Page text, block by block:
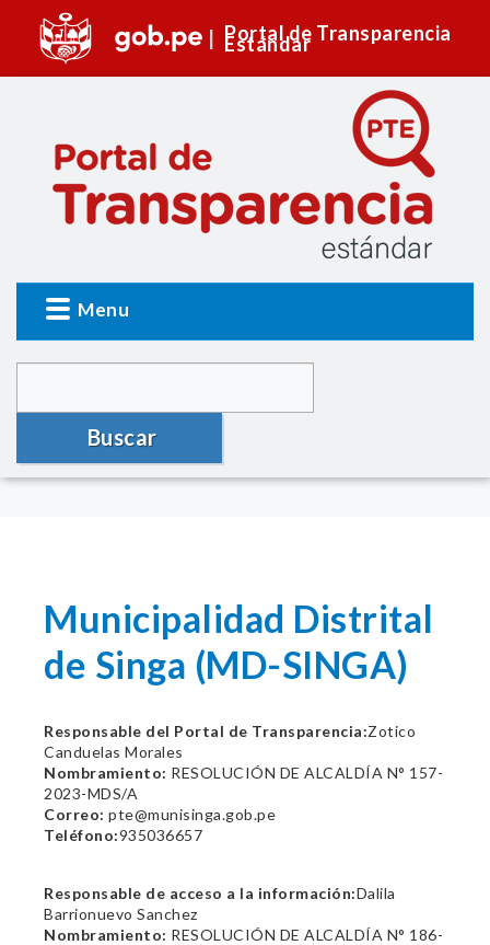
Portal de Transparencia
Estándar
Menu
Buscar
Municipalidad Distrital
de Singa (MD-SINGA)
Responsable del Portal de Transparencia:Zotico
Canduelas Morales
Nombramiento: RESOLUCIÓN DE ALCALDÍA N° 157-
2023-MDS/A
Correo: pte@munisinga.gob.pe
Teléfono:935036657
Responsable de acceso a la información:Dalila
Barrionuevo Sanchez
Nombramiento: RESOLUCIÓN DE ALCALDÍA N° 186-